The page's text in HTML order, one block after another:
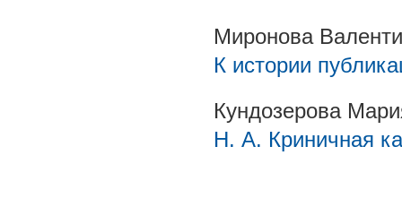
Миронова
К истории
Кундозерова
Н. А. Криничная